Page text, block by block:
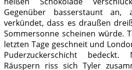
Gegenüber basserstaunt
verkündet, dass es draußen
Sommersonne scheinen würde.
letzten Tage geschneit und
Puderzuckerschicht
Räuspern riss sich Tyler